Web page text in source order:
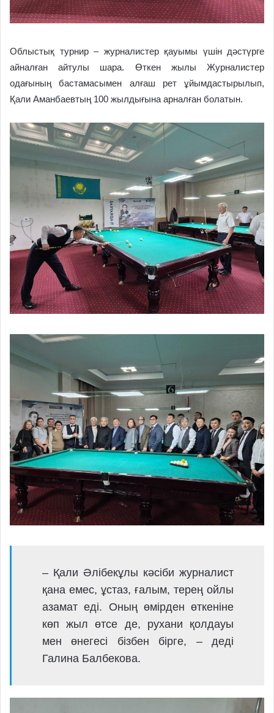
Облыстық турнир – журналистер қауымы үшін дәстүрге
айналған айтулы шара. Өткен жылы Журналистер
одағының бастамасымен алғаш рет ұйымдастырылып,
Қали Аманбаевтың 100 жылдығына арналған болатын.
– Қали Әлібекұлы кәсіби журналист
қана емес, ұстаз, ғалым, терең ойлы
азамат еді. Оның өмірден өткеніне
көп жыл өтсе де, рухани қолдауы
мен өнегесі бізбен бірге, – деді
Галина Балбекова.